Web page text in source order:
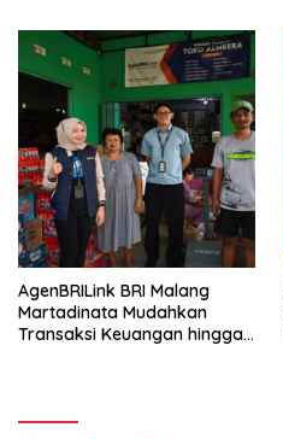
AgenBRILink BRI Malang
Martadinata Mudahkan
Transaksi Keuangan hingga